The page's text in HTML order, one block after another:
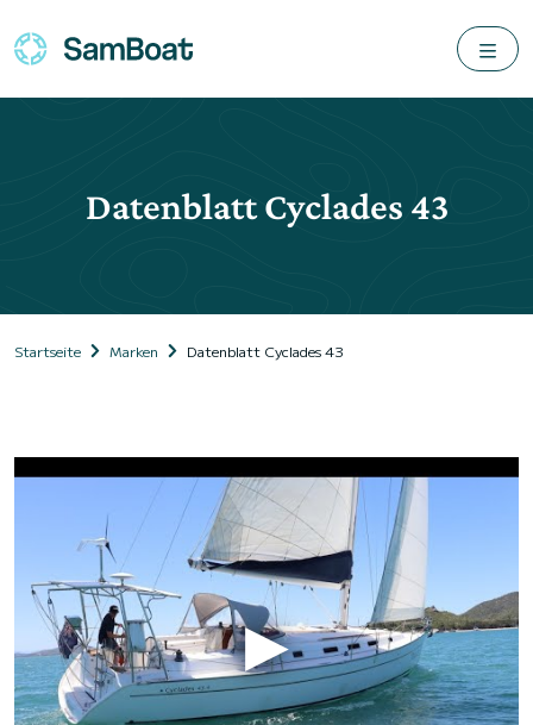
Datenblatt Cyclades 43
Startseite Marken Datenblatt Cyclades 43